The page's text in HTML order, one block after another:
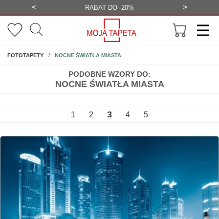
< BEZPŁATNA WIZUALIZACJA >
PODOBNE WZORY DO:
NOCNE ŚWIATŁA MIASTA
FOTOTAPETYNA ŚCIANĘ
NOCNE ŚWIATŁA MIASTA
1 2 3 4 5